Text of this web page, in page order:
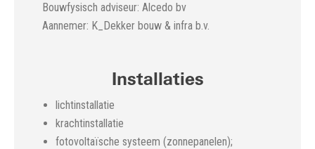
Bouwfysisch adviseur: Alcedo bv
Aannemer: K_Dekker bouw & infra b.v.
Installaties
lichtinstallatie
krachtinstallatie
fotovoltaïsche systeem (zonnepanelen);